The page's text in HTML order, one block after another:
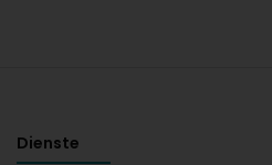
Dienste